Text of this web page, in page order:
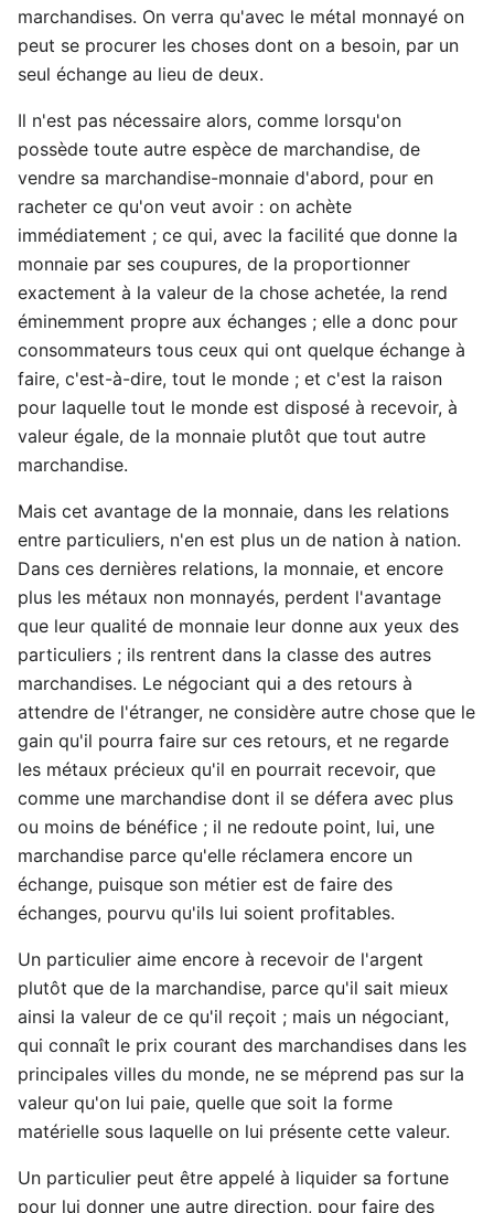
marchandises. On verra qu'avec le métal monnayé on
peut se procurer les choses dont on a besoin, par un
seul échange au lieu de deux.
Il n'est pas nécessaire alors, comme lorsqu'on
possède toute autre espèce de marchandise, de
vendre sa marchandise-monnaie d'abord, pour en
racheter ce qu'on veut avoir : on achète
immédiatement ; ce qui, avec la facilité que donne la
monnaie par ses coupures, de la proportionner
exactement à la valeur de la chose achetée, la rend
éminemment propre aux échanges ; elle a donc pour
consommateurs tous ceux qui ont quelque échange à
faire, c'est-à-dire, tout le monde ; et c'est la raison
pour laquelle tout le monde est disposé à recevoir, à
valeur égale, de la monnaie plutôt que tout autre
marchandise.
Mais cet avantage de la monnaie, dans les relations
entre particuliers, n'en est plus un de nation à nation.
Dans ces dernières relations, la monnaie, et encore
plus les métaux non monnayés, perdent l'avantage
que leur qualité de monnaie leur donne aux yeux des
particuliers ; ils rentrent dans la classe des autres
marchandises. Le négociant qui a des retours à
attendre de l'étranger, ne considère autre chose que le
gain qu'il pourra faire sur ces retours, et ne regarde
les métaux précieux qu'il en pourrait recevoir, que
comme une marchandise dont il se défera avec plus
ou moins de bénéfice ; il ne redoute point, lui, une
marchandise parce qu'elle réclamera encore un
échange, puisque son métier est de faire des
échanges, pourvu qu'ils lui soient profitables.
Un particulier aime encore à recevoir de l'argent
plutôt que de la marchandise, parce qu'il sait mieux
ainsi la valeur de ce qu'il reçoit ; mais un négociant,
qui connaît le prix courant des marchandises dans les
principales villes du monde, ne se méprend pas sur la
valeur qu'on lui paie, quelle que soit la forme
matérielle sous laquelle on lui présente cette valeur.
Un particulier peut être appelé à liquider sa fortune
pour lui donner une autre direction, pour faire des